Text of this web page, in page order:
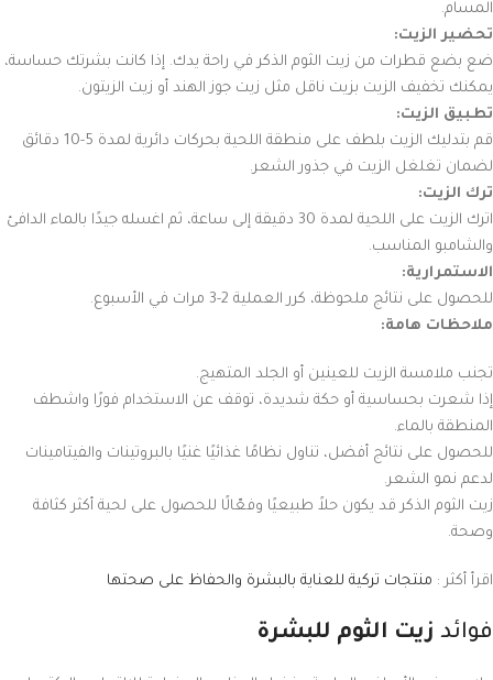
المسام.
تحضير الزيت:
ضع بضع قطرات من زيت الثوم الذكر في راحة يدك. إذا كانت بشرتك حساسة،
يمكنك تخفيف الزيت بزيت ناقل مثل زيت جوز الهند أو زيت الزيتون.
تطبيق الزيت:
قم بتدليك الزيت بلطف على منطقة اللحية بحركات دائرية لمدة 5-10 دقائق
لضمان تغلغل الزيت في جذور الشعر.
ترك الزيت:
اترك الزيت على اللحية لمدة 30 دقيقة إلى ساعة، ثم اغسله جيدًا بالماء الدافئ
والشامبو المناسب.
الاستمرارية:
للحصول على نتائج ملحوظة، كرر العملية 2-3 مرات في الأسبوع.
ملاحظات هامة:
تجنب ملامسة الزيت للعينين أو الجلد المتهيج.
إذا شعرت بحساسية أو حكة شديدة، توقف عن الاستخدام فورًا واشطف
المنطقة بالماء.
للحصول على نتائج أفضل، تناول نظامًا غذائيًا غنيًا بالبروتينات والفيتامينات
لدعم نمو الشعر.
زيت الثوم الذكر قد يكون حلاً طبيعيًا وفعّالًا للحصول على لحية أكثر كثافة
وصحة.
اقرأ أكثر : منتجات تركية للعناية بالبشرة والحفاظ على صحتها
فوائد زيت الثوم للبشرة